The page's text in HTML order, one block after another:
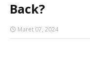
Back?
Maret 07, 2024